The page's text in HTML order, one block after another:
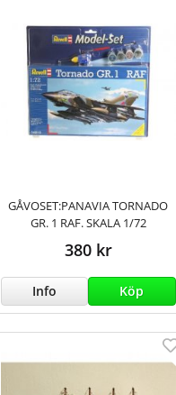
GÅVOSET:PANAVIA TORNADO
GR. 1 RAF. SKALA 1/72
380 kr
Info Köp